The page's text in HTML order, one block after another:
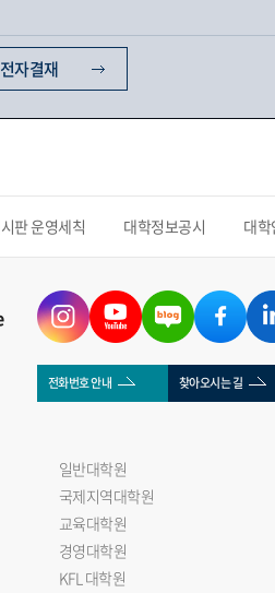
전자결재
판 운영세칙 대학정보공시 대
전화번호 안내 찾아오시는 길
일반대학원
국제지역대학원
교육대학원
경영대학원
KFL 대학원